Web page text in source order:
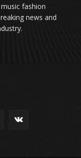
fashion
news and